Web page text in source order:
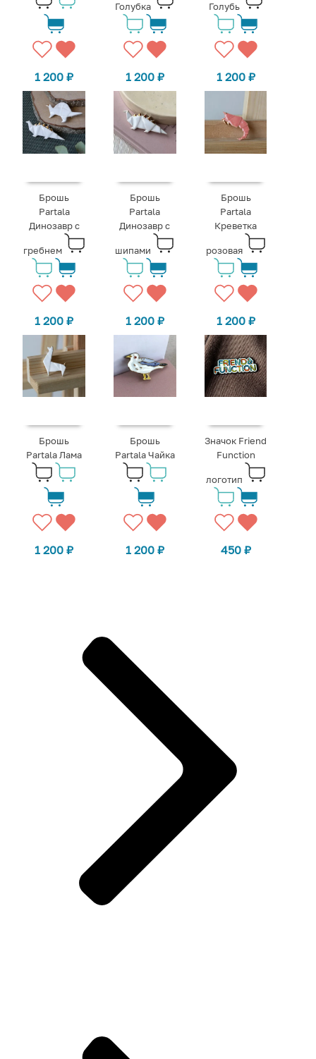
1 200₽
Голубка
1 200 ₽
Голубь
1 200 ₽
Брошь
Partala
Динозавр с
гребнем
1 200₽
Брошь
Partala
Динозавр с
шипами
1 200 ₽
Брошь
Partala
Креветка
розовая
1 200 ₽
Брошь
Partala Лама
1 200₽
Брошь
Partala Чайка
1 200 ₽
Значок Friend
Function
логотип
450 ₽